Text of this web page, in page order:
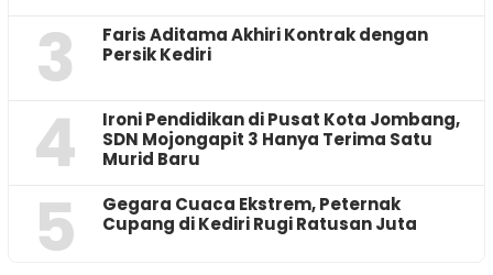
3
Faris Aditama Akhiri Kontrak dengan
Persik Kediri
4
Ironi Pendidikan di Pusat Kota Jombang,
SDN Mojongapit 3 Hanya Terima Satu
Murid Baru
5
‎Gegara Cuaca Ekstrem, Peternak
Cupang di Kediri Rugi Ratusan Juta